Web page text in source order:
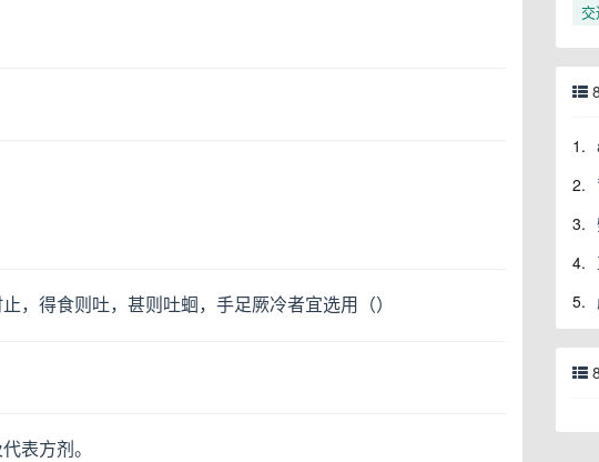
，得食则吐，甚则吐蛔，手足厥冷者宜选用（）
表方剂。
交
1.
2.
3.
4.
5.